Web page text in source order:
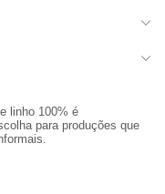
linho 100% é
para produções que